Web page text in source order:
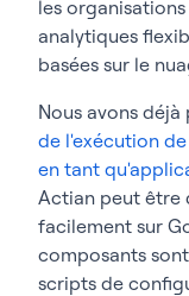
les
analytiques
basées sur le
Nous avons déjà
de l'exécution
en tant
Actian peut être
facilement sur
composants
scripts de